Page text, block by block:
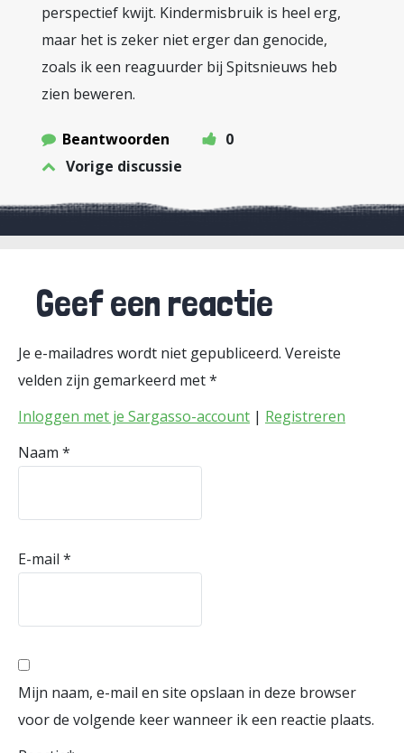
perspectief kwijt. Kindermisbruik is heel erg,
maar het is zeker niet erger dan genocide,
zoals ik een reaguurder bij Spitsnieuws heb
zien beweren.
Beantwoorden
0
Vorige discussie
Geef een reactie
Je e-mailadres wordt niet gepubliceerd. Vereiste
velden zijn gemarkeerd met*
Inloggen met je Sargasso-account | Registreren
Naam *
E-mail *
Mijn naam, e-mail en site opslaan in deze browser
voor de volgende keer wanneer ik een reactie plaats.